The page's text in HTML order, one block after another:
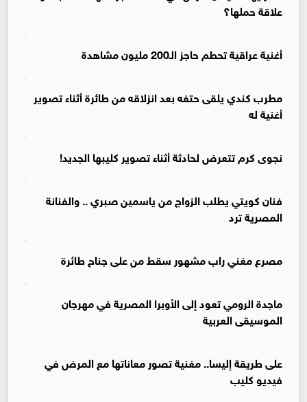
علاقة حملها؟
أغنية عراقية تحطم حاجز الـ200 مليون مشاهدة
مطرب كندي يلقى حتفه بعد انزلاقه من طائرة أثناء تصوير
أغنية له
نجوى كرم تتعرض لحادثة أثناء تصوير كليبها الجديد!
فنان كويتي يطلب الزواج من ياسمين صبري .. والفنانة
المصرية ترد
مصرع مغني راب مشهور سقط من على جناح طائرة
ماجدة الرومي تعود إلى الأوبرا المصرية في مهرجان
الموسيقى العربية
على طريقة إليسا.. مغنية تصور معاناتها مع المرض في
فيديو كليب